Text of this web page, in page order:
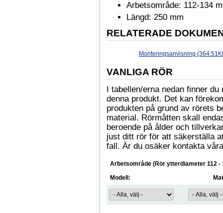
Arbetsområde: 112-134
Längd: 250 mm
RELATERADE
Monteringsanvisning
VANLIGA RÖR
I tabellen/erna nedan finner
denna produkt. Det kan
produkten på grund av rörets
material. Rörmåtten skall
beroende på ålder och
just ditt rör för att säkerställa
fall. Är du osäker kontakta
Arbetsområde (Rör ytterdiameter 112 -
Modell: